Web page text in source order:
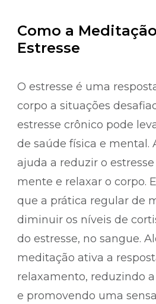
Como a
Estresse
O estresse é uma
corpo a situações
estresse crônico pode
de saúde física e mental.
ajuda a reduzir o
mente e relaxar o corpo.
que a prática regular de
diminuir os níveis de
do estresse, no sangue.
meditação ativa a
relaxamento, reduzindo
e promovendo uma